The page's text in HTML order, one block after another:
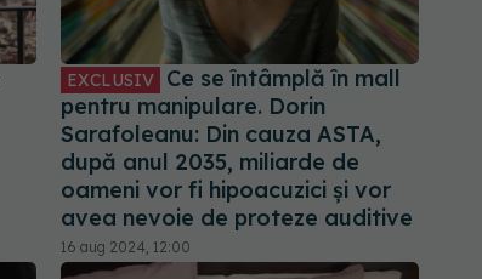
EXCLUSIV
Ce se întâmplă în mall
pentru manipulare. Dorin
Sarafoleanu: Din cauza ASTA,
după anul 2035, miliarde de
oameni vor fi hipoacuzici și vor
avea nevoie de proteze auditive
16 aug 2024, 12:00